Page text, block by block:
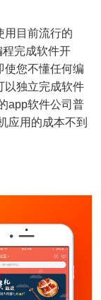
用目前流行的
完成软件开
使您不懂任何编
以独立完成软件
app软件公司普
应用的成本不到